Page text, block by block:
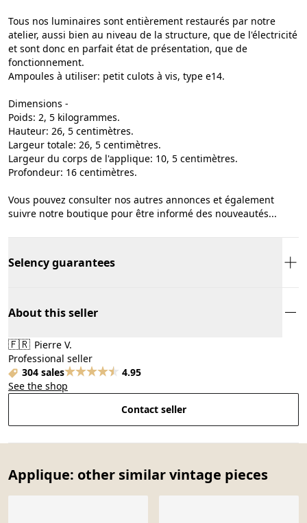
Tous nos luminaires sont entièrement restaurés par notre
atelier, aussi bien au niveau de la structure, que de l'électricité
et sont donc en parfait état de présentation, que de
fonctionnement.
Ampoules à utiliser: petit culots à vis, type e14.
Dimensions -
Poids: 2, 5 kilogrammes.
Hauteur: 26, 5 centimètres.
Largeur totale: 26, 5 centimètres.
Largeur du corps de l'applique: 10, 5 centimètres.
Profondeur: 16 centimètres.
Vous pouvez consulter nos autres annonces et également
suivre notre boutique pour être informé des nouveautés...
Selency guarantees
About this seller
🇫🇷 Pierre V.
Professional seller
304 sales
4.95
See the shop
Contact seller
Applique: other similar vintage pieces